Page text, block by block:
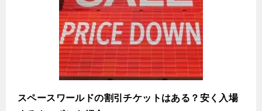
スペースワールドの割引チケットはある？安く入場